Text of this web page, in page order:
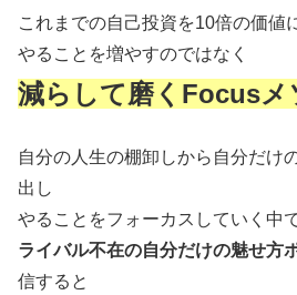
これまでの自己投資を10倍の価値
やることを増やすのではなく
減らして磨くFocusメ
自分の人生の棚卸しから自分だけ
出し
やることをフォーカスしていく中
ライバル不在の自分だけの魅せ方
信すると